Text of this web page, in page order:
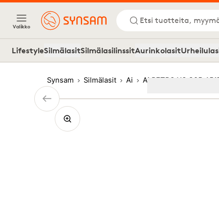
Valikko
Etsi tuotteita,
LifestyleSilmälasitSilmälasilinssitAurinkolasit
Synsam Silmälasit Ai Ai RETRO XS C85